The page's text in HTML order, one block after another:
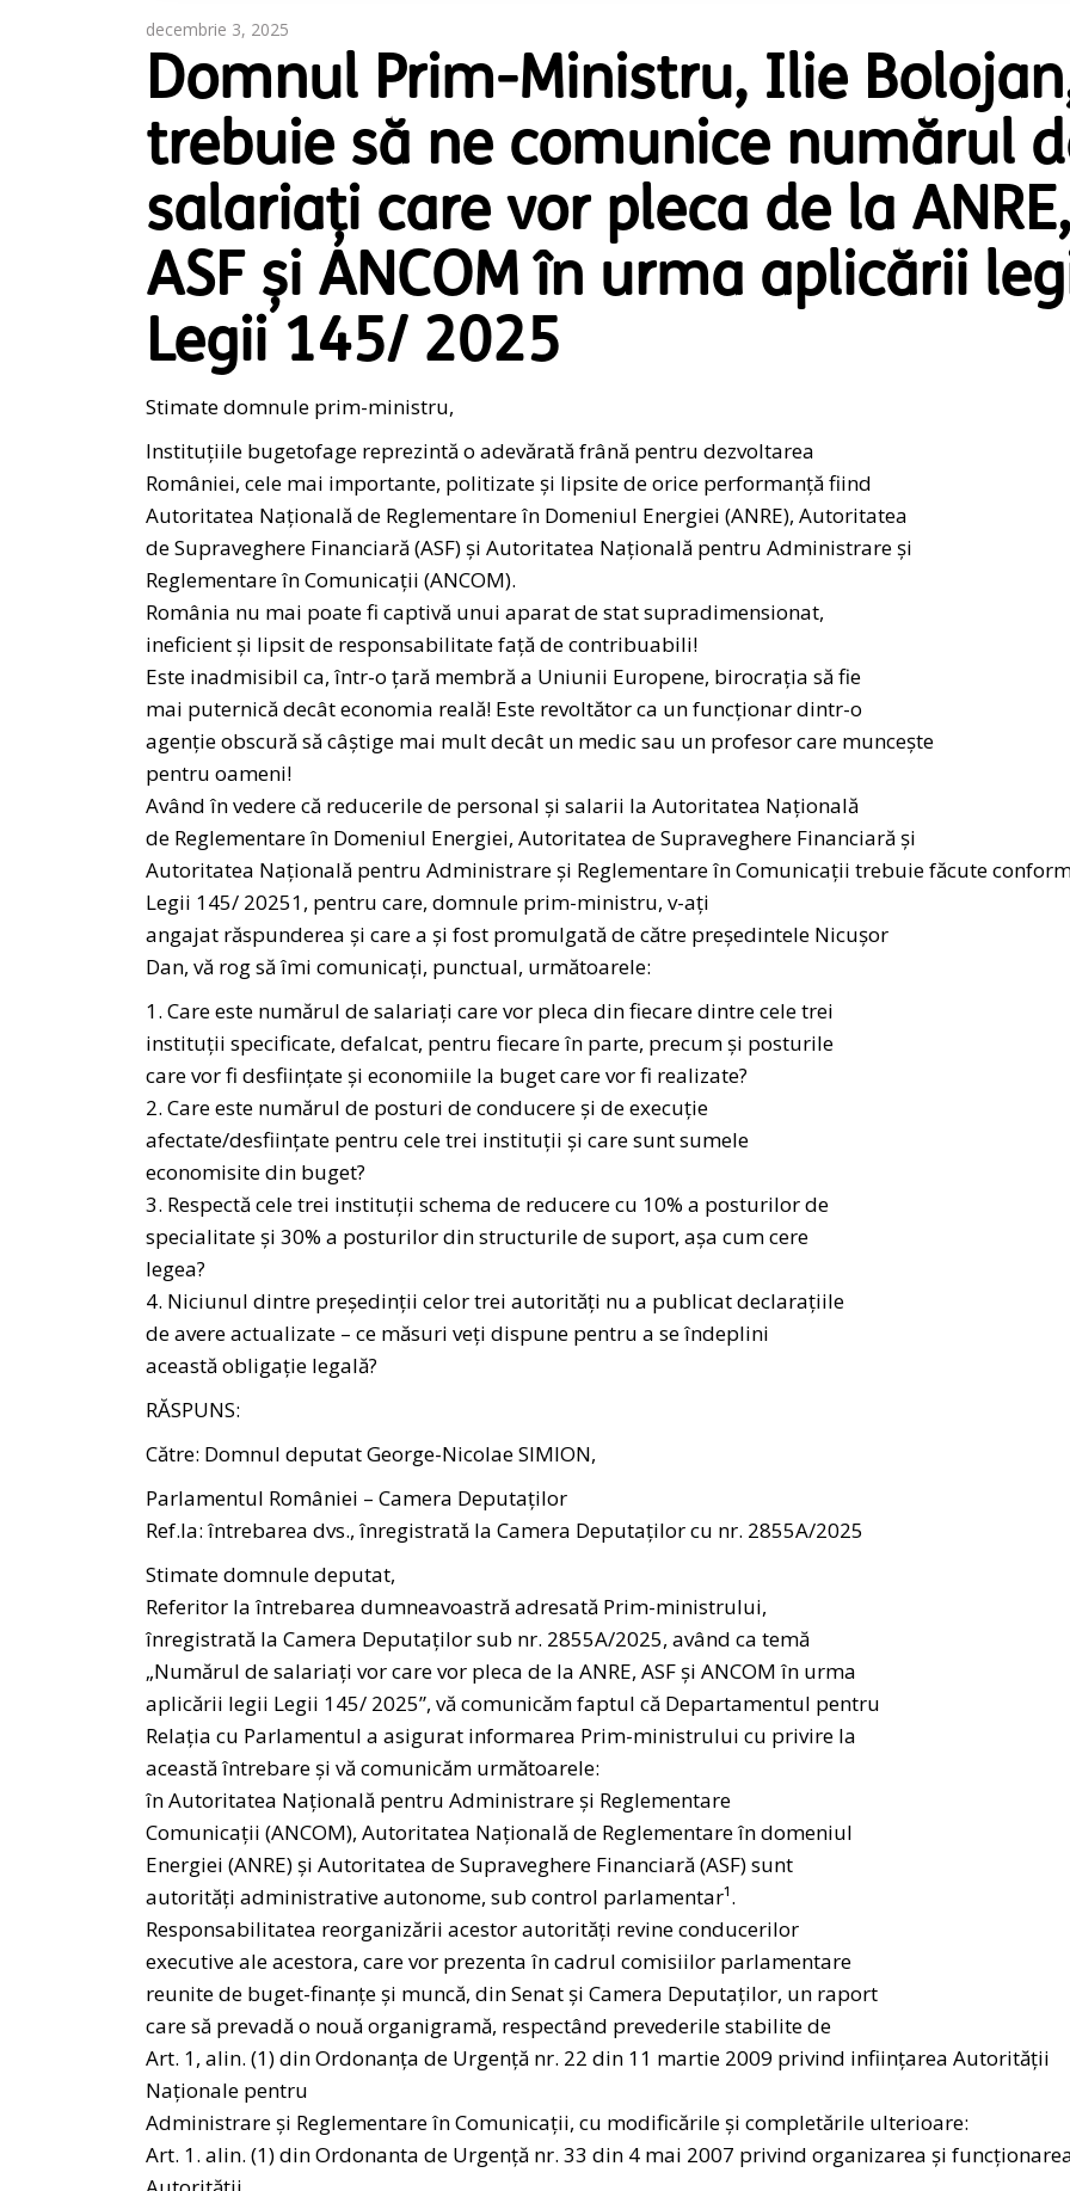
decembrie 3, 2025
Domnul Prim-Ministru, Ilie
trebuie să ne comunice numărul
salariați care vor pleca de la ANRE,
ASF și ANCOM în urma aplicării
Legii 145/ 2025
Stimate domnule prim-ministru,
Instituțiile bugetofage reprezintă o adevărată frână pentru dezvoltarea
României, cele mai importante, politizate și lipsite de orice performanță fiind
Autoritatea Națională de Reglementare în Domeniul Energiei (ANRE), Autoritatea
de Supraveghere Financiară (ASF) și Autoritatea Națională pentru Administrare și
Reglementare în Comunicații (ANCOM).
România nu mai poate fi captivă unui aparat de stat supradimensionat,
ineficient și lipsit de responsabilitate față de contribuabili!
Este inadmisibil ca, într-o țară membră a Uniunii Europene, birocrația să fie
mai puternică decât economia reală! Este revoltător ca un funcționar dintr-o
agenție obscură să câștige mai mult decât un medic sau un profesor care muncește
pentru oameni!
Având în vedere că reducerile de personal și salarii la Autoritatea Națională
de Reglementare în Domeniul Energiei, Autoritatea de Supraveghere Financiară și
Autoritatea Națională pentru Administrare și Reglementare în Comunicații trebuie făcute
Legii 145/ 20251, pentru care, domnule prim-ministru, v-ați
angajat răspunderea și care a și fost promulgată de către președintele Nicușor
Dan, vă rog să îmi comunicați, punctual, următoarele:
1. Care este numărul de salariați care vor pleca din fiecare dintre cele trei
instituții specificate, defalcat, pentru fiecare în parte, precum și posturile
care vor fi desființate și economiile la buget care vor fi realizate?
2. Care este numărul de posturi de conducere și de execuție
afectate/desființate pentru cele trei instituții și care sunt sumele
economisite din buget?
3. Respectă cele trei instituții schema de reducere cu 10% a posturilor de
specialitate și 30% a posturilor din structurile de suport, așa cum cere
legea?
4. Niciunul dintre președinții celor trei autorități nu a publicat declarațiile
de avere actualizate – ce măsuri veți dispune pentru a se îndeplini
această obligație legală?
RĂSPUNS:
Către: Domnul deputat George-Nicolae SIMION,
Parlamentul României – Camera Deputaților
Ref.la: întrebarea dvs., înregistrată la Camera Deputaților cu nr. 2855A/2025
Stimate domnule deputat,
Referitor la întrebarea dumneavoastră adresată Prim-ministrului,
înregistrată la Camera Deputaților sub nr. 2855A/2025, având ca temă
„Numărul de salariaţi vor care vor pleca de la ANRE, ASF şi ANCOM în urma
aplicării legii Legii 145/ 2025”, vă comunicăm faptul că Departamentul pentru
Relația cu Parlamentul a asigurat informarea Prim-ministrului cu privire la
această întrebare și vă comunicăm următoarele:
în Autoritatea Naţională pentru Administrare şi Reglementare
Comunicaţii (ANCOM), Autoritatea Națională de Reglementare în domeniul
Energiei (ANRE) și Autoritatea de Supraveghere Financiară (ASF) sunt
autorități administrative autonome, sub control parlamentar¹.
Responsabilitatea reorganizării acestor autorități revine conducerilor
executive ale acestora, care vor prezenta în cadrul comisiilor parlamentare
reunite de buget-finanțe și muncă, din Senat şi Camera Deputaților, un raport
care să prevadă o nouă organigramă, respectând prevederile stabilite de
Art. 1, alin. (1) din Ordonanța de Urgență nr. 22 din 11 martie 2009 privind inființarea Autorității
Naționale pentru
Administrare şi Reglementare în Comunicații, cu modificările şi completările ulterioare:
Art. 1. alin. (1) din Ordonanta de Urgență nr. 33 din 4 mai 2007 privind organizarea şi